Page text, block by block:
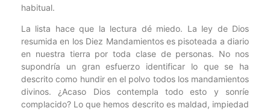
habitual.
La lista hace que la lectura dé miedo. La ley de Dios
resumida en los Diez Mandamientos es pisoteada a diario
en nuestra tierra por toda clase de personas. No nos
supondría un gran esfuerzo identificar lo que se ha
descrito como hundir en el polvo todos los mandamientos
divinos. ¿Acaso Dios contempla todo esto y sonríe
complacido? Lo que hemos descrito es maldad, impiedad